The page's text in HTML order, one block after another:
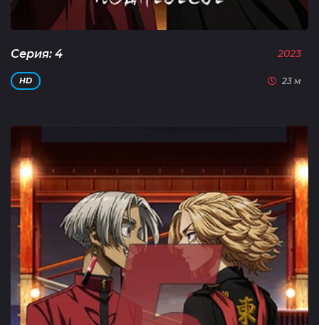
Серия: 4 2023
HD 23 м